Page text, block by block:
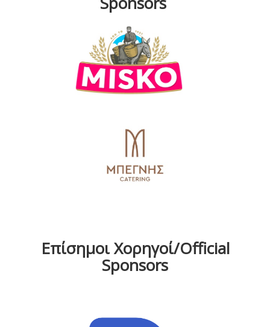
Επίσημοι Χορηγοί/Official
Sponsors